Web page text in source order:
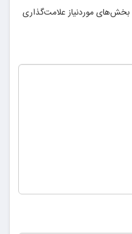
بخش‌های موردنیاز علامت‌گذاری